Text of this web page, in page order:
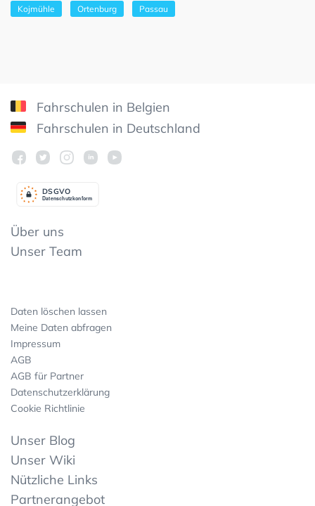
Kojmühle Ortenburg Passau
Fahrschulen in Belgien
Fahrschulen in Deutschland
Datenschutzkonform
DSGVO
Über uns
Unser Team
Daten löschen lassen
Meine Daten abfragen
Impressum
AGB
AGB für Partner
Datenschutzerklärung
Cookie Richtlinie
Unser Blog
Unser Wiki
Nützliche Links
Partnerangebot